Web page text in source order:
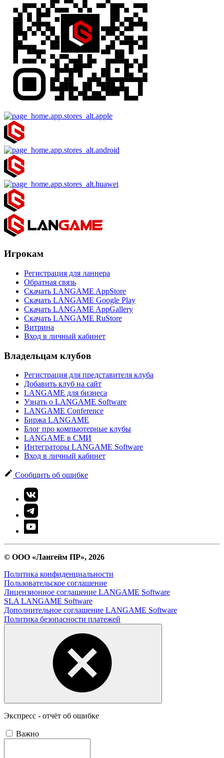
Игрокам
Регистрация для ланнера
Обратная связь
Скачать LANGAME AppStore
Скачать LANGAME Google Play
Скачать LANGAME AppGallery
Скачать LANGAME RuStore
Витрина
Вход в личный кабинет
Владельцам клубов
Регистрация для представителя клуба
Добавить клуб на сайт
LANGAME для бизнеса
Узнать о LANGAME Software
LANGAME Conference
Биржа LANGAME
Блог про компьютерные клубы
LANGAME в СМИ
Интеграторы LANGAME Software
Вход в личный кабинет
Сообщить об ошибке
© ООО «Лангейм ПР», 2026
Политика конфиденциальности
Пользовательское соглашение
Лицензионное соглашение LANGAME Software
SLA LANGAME Software
Дополнительное соглашение LANGAME Software
Политика безопасности платежей
Экспресс - отчёт об ошибке
Важно